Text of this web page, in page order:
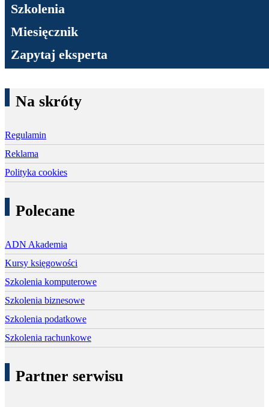
Szkolenia
Miesięcznik
Zapytaj eksperta
Na skróty
Regulamin
Reklama
Polityka cookies
Polecane
ADN Akademia
Kursy księgowości
Szkolenia komputerowe
Szkolenia biznesowe
Szkolenia podatkowe
Szkolenia rachunkowe
Partner serwisu